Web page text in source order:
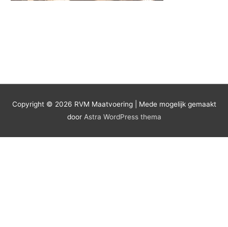
Copyright © 2026 RVM Maatvoering| Mede mogelijk gemaakt
door Astra WordPress thema